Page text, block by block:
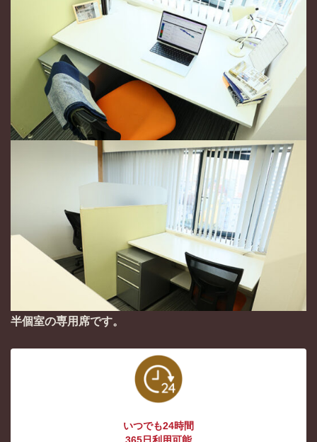
半個室の専用席です。
いつでも24時間
365日利用可能